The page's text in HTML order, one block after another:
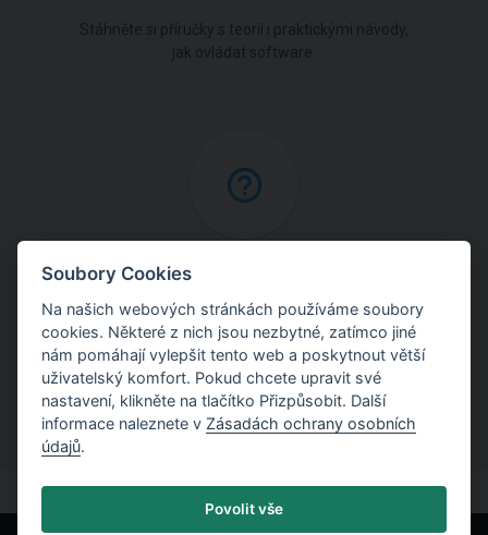
Stáhněte si příručky s teorií i praktickými návody,
jak ovládat software.
Online nápověda
Najděte podrobné vysvětlení postupů použitých
v programech.
Soubory Cookies
Na našich webových stránkách používáme soubory
cookies. Některé z nich jsou nezbytné, zatímco jiné
nám pomáhají vylepšit tento web a poskytnout větší
uživatelský komfort. Pokud chcete upravit své
nastavení, klikněte na tlačítko Přizpůsobit. Další
informace naleznete v Zásadách ochrany osobních
údajů.
Povolit vše